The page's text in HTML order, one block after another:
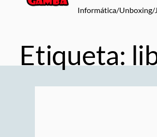
Informática/Unboxing/
Etiqueta: